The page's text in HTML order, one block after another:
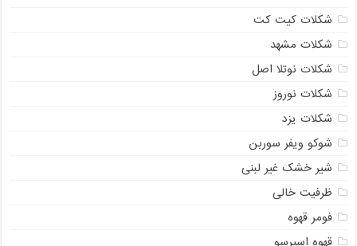
شکلات کیت کت
شکلات مشهد
شکلات نوتلا اصل
شکلات نوروز
شکلات یزد
شوکو ویفر سوربن
شیر خشک غیر لبنی
ظرفیت خالی
فومر قهوه
قهوه اسپرسو